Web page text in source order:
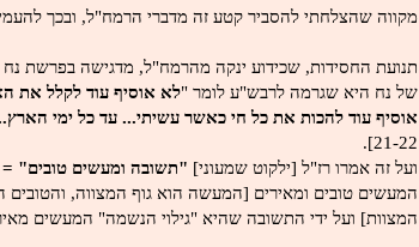
מקווה שהצלחתי להסביר קטע זה מדברי הרמח"ל, ובכך
תנועת החסידות, שכידוע ינקה מהרמח"ל, מדגישה בפרשת
של נח היא שגרמה לרבש"ע לומר "לא אוסיף עוד לקלל את
אוסיף עוד להכות את כל חי כאשר עשיתי... עד כל ימי
21-22].
ועל זה אמרו רז"ל [ילקוט שמעוני] "תשובה ומעשים טובים" =
המעשים טובים ומאירים [המעשה הוא גוף המצווה, והטובים
המצוות] ועל ידי התשובה שהיא "גילוי הנשמה" המעשים